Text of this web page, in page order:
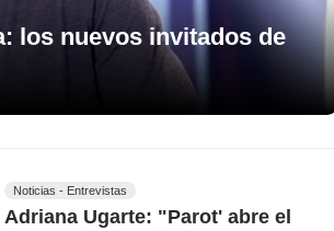
los nuevos invitados de
Noticias - Entrevistas
Adriana Ugarte: "Parot' abre el